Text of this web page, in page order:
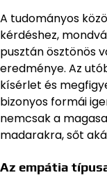
A tudományos
kérdéshez,
pusztán ösztönös
eredménye. Az
kísérlet és
bizonyos formái
nemcsak a
madarakra, sőt
Az empátia